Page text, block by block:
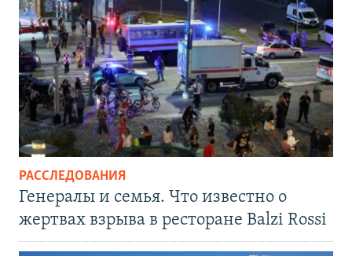
РАССЛЕДОВАНИЯ
Генералы и семья. Что известно о
жертвах взрыва в ресторане Balzi Rossi